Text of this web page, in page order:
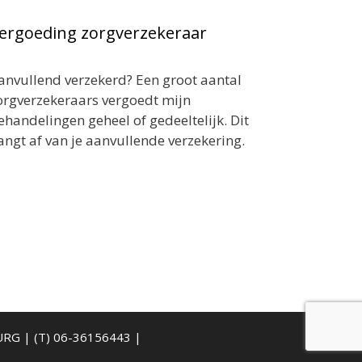
zorgverzekeraar
verzekerd? Een groot aantal
vergoedt mijn
geheel of gedeeltelijk. Dit
af van je aanvullende verzekering.
| (T) 06-36156443 |